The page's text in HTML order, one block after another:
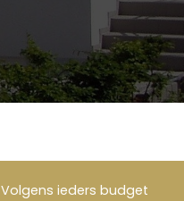
Volgens ieders budget